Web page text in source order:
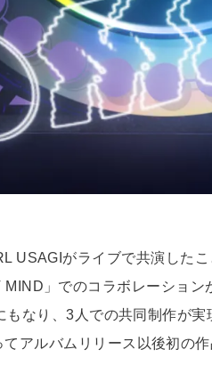
USAGIがライブで共演した
」でのコラボレーション
なり、3人での共同制作が
アルバムリリース以後初の作